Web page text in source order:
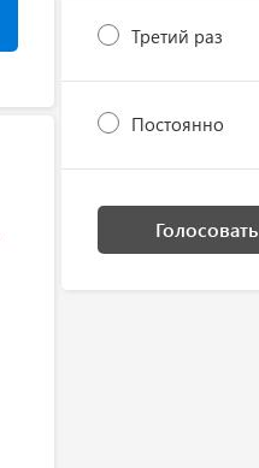
Третий раз
Постоянно
Голосовать